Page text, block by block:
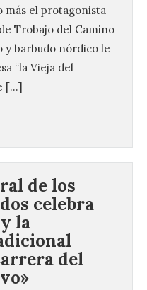
más el protagonista
Trobajo del Camino
y barbudo nórdico le
“la Vieja del
[…]
de los
celebra
la
del